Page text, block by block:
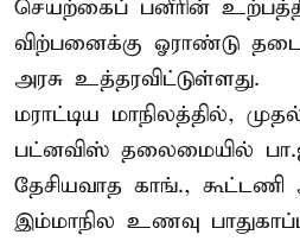
செயற்கைப் பனீரின்
விற்பனைக்கு ஓராண்டு தடை
அரசு உத்தரவிட்டுள்ளது.
மராட்டிய மாநிலத்தில்,
பட்னவிஸ் தலைமையில்
தேசியவாத காங்., கூட்டணி
இம்மாநில உணவு